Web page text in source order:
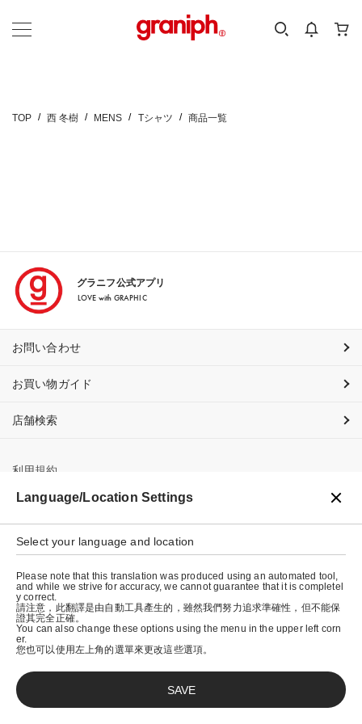
カテゴリーから探す
TOP 西 冬樹 MENS Tシャツ 商品一覧
グラニフ公式アプリ
LOVE with GRAPHIC
お問い合わせ
お買い物ガイド
店舗検索
利用規約
プライバシーポリシー
特定商取引法に基づく表示
会社概要
© graniph inc.
Language/Location Settings
Select your language and location
Please note that this translation was produced using an automated tool,
and while we strive for accuracy, we cannot guarantee that it is completel
y correct.
請注意，此翻譯是由自動工具產生的，雖然我們努力追求準確性，但不能保
證其完全正確。
You can also change these options using the menu in the upper left corn
er.
您也可以使用左上角的選單來更改這些選項。
SAVE